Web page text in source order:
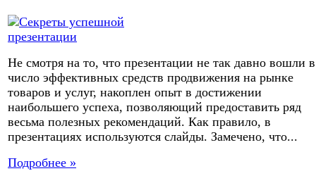
Не смотря на то, что презентации не так давно вошли в
число эффективных средств продвижения на рынке
товаров и услуг, накоплен опыт в достижении
наибольшего успеха, позволяющий предоставить ряд
весьма полезных рекомендаций. Как правило, в
презентациях используются слайды. Замечено, что...
Подробнее »